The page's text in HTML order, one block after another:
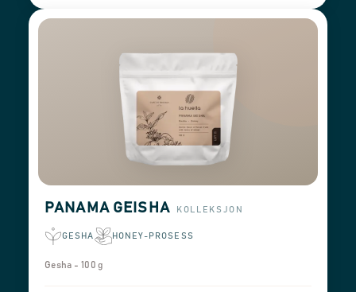
PANAMA GEISHA KOLLEKSJON
GESHA HONEY-PROSESS
Gesha - 100 g